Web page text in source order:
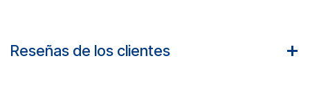
Reseñas de los clientes